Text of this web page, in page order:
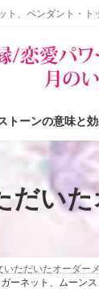
ト、ペンダント・ト
トーンの意味と
だい
いただいたオーダー
ーネット、ムーン